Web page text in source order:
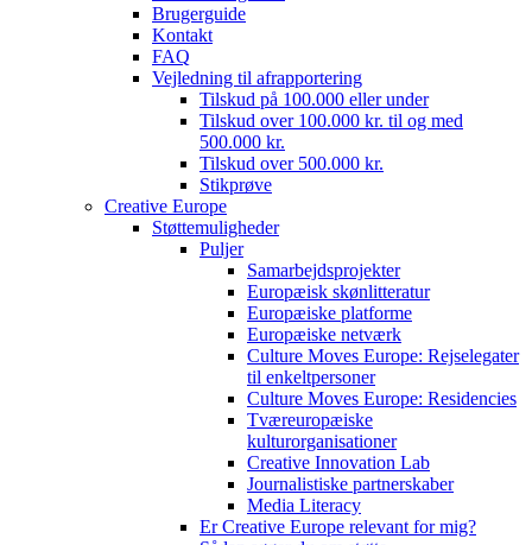
Brugerguide
Kontakt
FAQ
Vejledning til afrapportering
Tilskud på 100.000 eller under
Tilskud over 100.000 kr. til og med
500.000 kr.
Tilskud over 500.000 kr.
Stikprøve
Creative Europe
Støttemuligheder
Puljer
Samarbejdsprojekter
Europæisk skønlitteratur
Europæiske platforme
Europæiske netværk
Culture Moves Europe: Rejselegater
til enkeltpersoner
Culture Moves Europe: Residencies
Tværeuropæiske
kulturorganisationer
Creative Innovation Lab
Journalistiske partnerskaber
Media Literacy
Er Creative Europe relevant for mig?